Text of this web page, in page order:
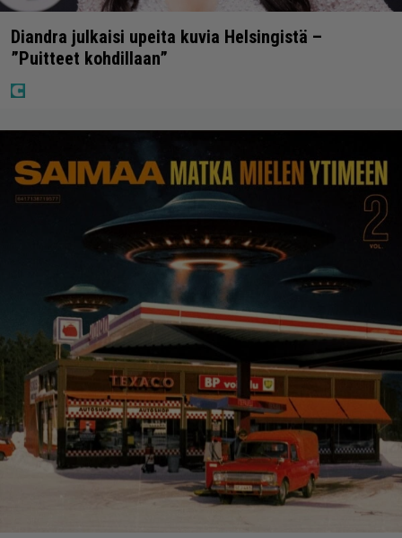
Diandra julkaisi upeita kuvia Helsingistä –
”Puitteet kohdillaan”